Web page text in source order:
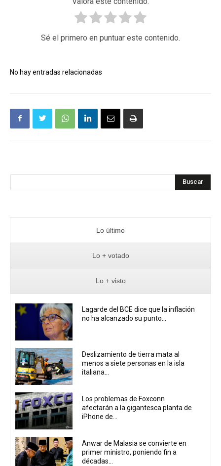
Sé el primero en puntuar este contenido.
No hay entradas relacionadas
Buscar
Lo último
Lo + votado
Lo + visto
Lagarde del BCE dice que la inflación
no ha alcanzado su punto...
Deslizamiento de tierra mata al
menos a siete personas en la isla
italiana...
Los problemas de Foxconn
afectarán a la gigantesca planta de
iPhone de...
Anwar de Malasia se convierte en
primer ministro, poniendo fin a
décadas...